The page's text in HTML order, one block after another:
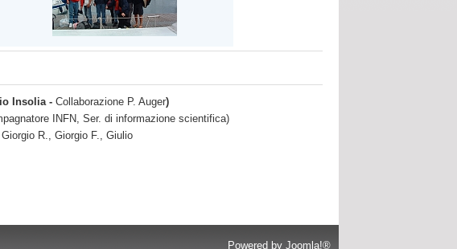
Insolia - Collaborazione P. Auger)
INFN, Ser. di informazione scientifica)
R., Giorgio F., Giulio
Powered by Joomla!®